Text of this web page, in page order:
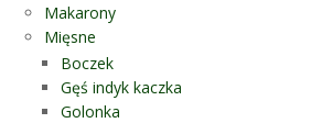
Makarony
Mięsne
Boczek
Gęś indyk kaczka
Golonka